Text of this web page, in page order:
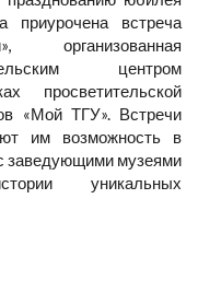
приурочена встреча
организованная
центром
«Мой ТГУ». Встречи
им возможность в
заведующими музеями
уникальных